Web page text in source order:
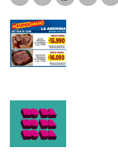
Dirección de correo electrónico
Nombre